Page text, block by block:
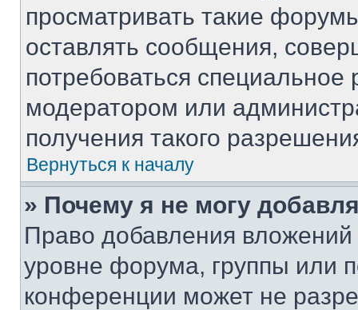
просматривать такие
оставлять сообщения,
потребоваться
модератором или
получения такого
Вернуться к началу
» Почему я не могу
Право добавления
уровне форума, группы или
конференции может не